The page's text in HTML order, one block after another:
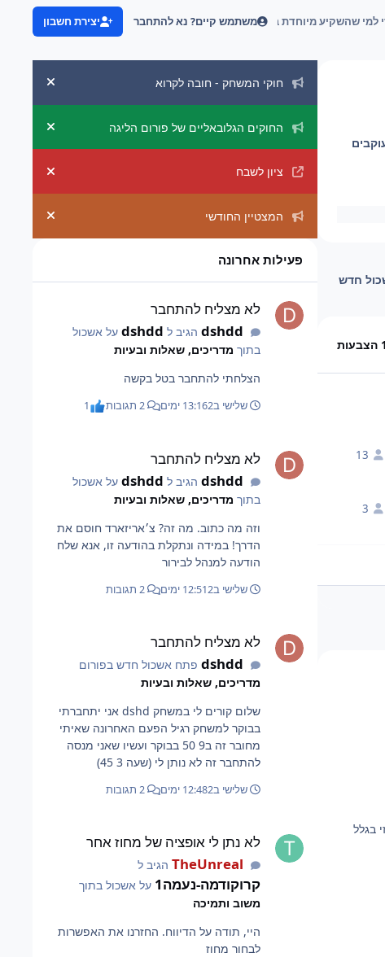
למי שהשקיע מיוחדת בגלל ההגבלה והוספת מתקפות אחרי השינוי
משתמש קיים? נא להתחבר יצירת חשבון
חדש
13
3
בגלל
חוקי המשחק - חובה לקרוא
החוקים הגלובאליים של פורום הליגה
ציון לשבח
המצטיין החודשי
פעילות אחרונה
לא מצליח להתחבר
dshddהגיב ל dshddעל אשכול
בתוך מדריכים, שאלות ובעיות
הצלחתי להתחבר בטל בקשה
שלישי ב13:162 ימים 2 תגובות 1
לא מצליח להתחבר
dshddהגיב ל dshddעל אשכול
בתוך מדריכים, שאלות ובעיות
וזה מה כתוב. מה זה? צ׳אריזארד חוסם את
הדרך! במידה ונתקלת בהודעה זו, אנא שלח
הודעה למנהל לבירור
שלישי ב12:512 ימים 2 תגובות
לא מצליח להתחבר
dshddפתח אשכול חדש בפורום
מדריכים, שאלות ובעיות
שלום קורים לי במשחק dshd אני יתחברתי
בבוקר למשחק רגיל הפעם האחרונה שאיתי
מחובר זה ב9 50 בבוקר ועשיו שאני מנסה
להתחבר זה לא נותן לי (שעה 3 45)
שלישי ב12:482 ימים 2 תגובות
לא נתן לי אופציה של מחוז אחר
TheUnrealהגיב ל
קרוקודמה-נעמה1
על אשכול בתוך
משוב ותמיכה
היי, תודה על הדיווח. החזרנו את האפשרות
לבחור מחוז